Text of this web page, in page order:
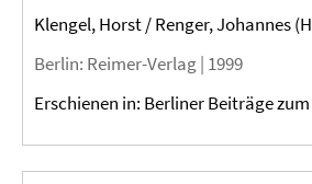
Klengel, Horst / Renger, Johannes
Berlin: Reimer-Verlag | 1999
Erschienen in: Berliner Beiträge